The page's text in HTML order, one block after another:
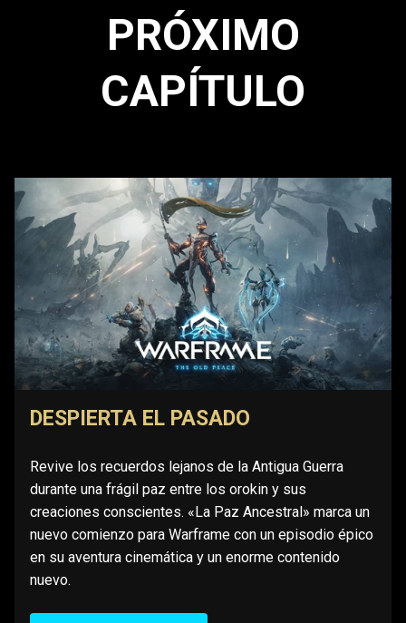
PRÓXIMO
CAPÍTULO
DESPIERTA EL PASADO
Revive los recuerdos lejanos de la Antigua Guerra
durante una frágil paz entre los orokin y sus
creaciones conscientes. «La Paz Ancestral» marca un
nuevo comienzo para Warframe con un episodio épico
en su aventura cinemática y un enorme contenido
nuevo.